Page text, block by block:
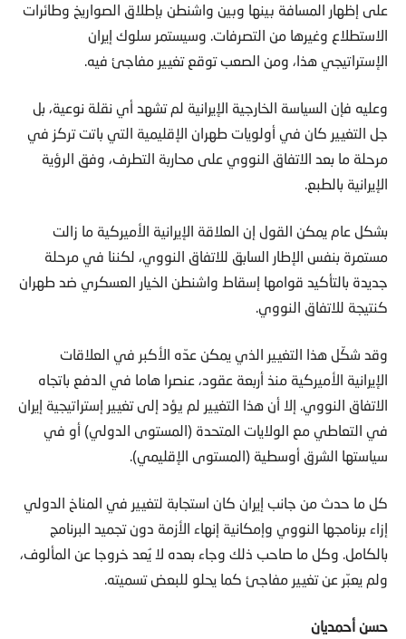
على إظهار المسافة بينها وبين واشنطن بإطلاق الصواريخ وطائرات
الاستطلاع وغيرها من التصرفات. وسيستمر سلوك إيران
الإستراتيجي هذا، ومن الصعب توقع تغيير مفاجئ فيه.
وعليه فإن السياسة الخارجية الإيرانية لم تشهد أي نقلة نوعية، بل
جل التغيير كان في أولويات طهران الإقليمية التي باتت تركز في
مرحلة ما بعد الاتفاق النووي على محاربة التطرف، وفق الرؤية
الإيرانية بالطبع.
بشكل عام يمكن القول إن العلاقة الإيرانية الأميركية ما زالت
مستمرة بنفس الإطار السابق للاتفاق النووي، لكننا في مرحلة
جديدة بالتأكيد قوامها إسقاط واشنطن الخيار العسكري ضد طهران
كنتيجة للاتفاق النووي.
وقد شكّل هذا التغيير الذي يمكن عدّه الأكبر في العلاقات
الإيرانية الأميركية منذ أربعة عقود، عنصرا هاما في الدفع باتجاه
الاتفاق النووي. إلا أن هذا التغيير لم يؤد إلى تغيير إستراتيجية إيران
في التعاطي مع الولايات المتحدة (المستوى الدولي) أو في
سياستها الشرق أوسطية (المستوى الإقليمي).
كل ما حدث من جانب إيران كان استجابة لتغيير في المناخ الدولي
إزاء برنامجها النووي وإمكانية إنهاء الأزمة دون تجميد البرنامج
بالكامل. وكل ما صاحب ذلك وجاء بعده لا يُعد خروجا عن المألوف،
ولم يعبّر عن تغيير مفاجئ كما يحلو للبعض تسميته.
حسن أحمديان